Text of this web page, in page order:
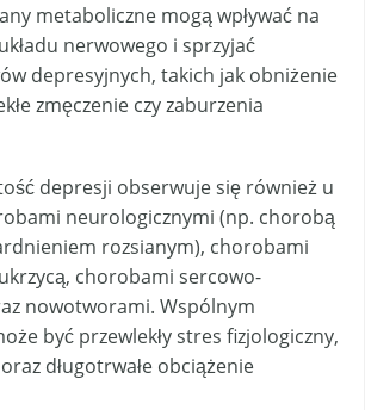
metaboliczne mogą wpływać na
nerwowego i sprzyjać
depresyjnych, takich jak obniżenie
zmęczenie czy zaburzenia
depresji obserwuje się również u
neurologicznymi (np. chorobą
rozsianym), chorobami
chorobami sercowo-
nowotworami. Wspólnym
być przewlekły stres fizjologiczny,
długotrwałe obciążenie